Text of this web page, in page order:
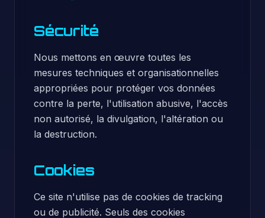
Sécurité
Nous mettons en œuvre toutes les
mesures techniques et organisationnelles
appropriées pour protéger vos données
contre la perte, l'utilisation abusive, l'accès
non autorisé, la divulgation, l'altération ou
la destruction.
Cookies
Ce site n'utilise pas de cookies de tracking
ou de publicité. Seuls des cookies